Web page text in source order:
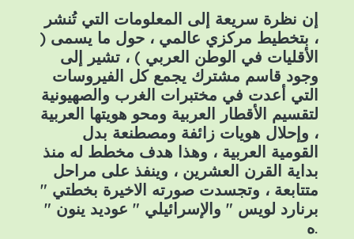
إن نظرة سريعة إلى المعلومات التي تُنشر
، بتخطيط مركزي عالمي ، حول ما يسمى (
الأقليات في الوطن العربي ) ، تشير إلى
وجود قاسم مشترك يجمع كل الفيروسات
التي أعدت في مختبرات الغرب والصهيونية
لتقسيم الأقطار العربية ومحو هويتها العربية
، وإحلال هويات زائفة ومصطنعة بدل
القومية العربية ، وهذا هدف مخطط له منذ
بداية القرن العشرين ، وينفذ على مراحل
متتابعة ، وتجسدت صورته الاخيرة بخطتي "
برنارد لويس " والإسرائيلي " عوديد ينون "
.ه